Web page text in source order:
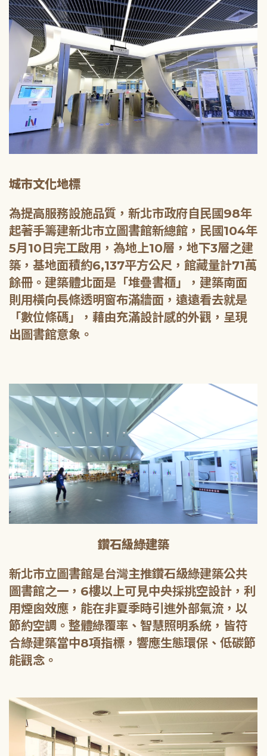
城市文化地標
為提高服務設施品質，新北市政府自民國98年
起著手籌建新北市立圖書館新總館，民國104年
5月10日完工啟用，為地上10層，地下3層之建
築，基地面積約6,137平方公尺，館藏量計71萬
餘冊。建築體北面是「堆疊書櫃」，建築南面
則用橫向長條透明窗布滿牆面，遠遠看去就是
「數位條碼」，藉由充滿設計感的外觀，呈現
出圖書館意象。
鑽石級綠建築
新北市立圖書館是台灣主推鑽石級綠建築公共
圖書館之一，6樓以上可見中央採挑空設計，利
用煙囪效應，能在非夏季時引進外部氣流，以
節約空調。整體綠覆率、智慧照明系統，皆符
合綠建築當中8項指標，響應生態環保、低碳節
能觀念。